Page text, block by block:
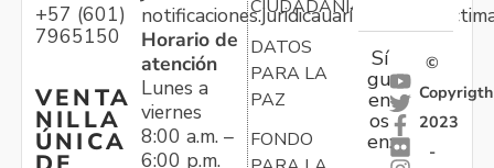
+57 (601)
7965150
VENTA
NILLA
ÚNICA
Horario de
atención
Lunes a
viernes
8:00 a.m. –
6:00 p.m.
CIUDADANÍA
DATOS
PARA LA
PAZ
FONDO
Sí
gu
en
os
en:
©
Copyrigth
2023
-